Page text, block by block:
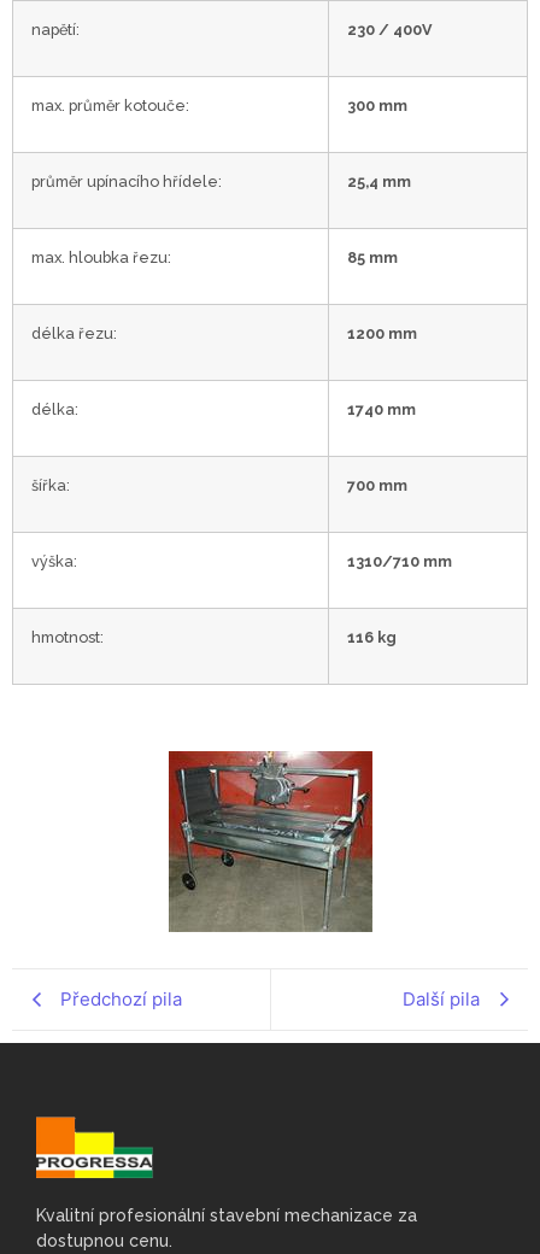
napětí: 230 / 400V
max. průměr kotouče: 300 mm
průměr upínacího hřídele: 25,4 mm
max. hloubka řezu: 85 mm
délka řezu: 1200 mm
délka: 1740 mm
šířka: 700 mm
výška: 1310/710 mm
hmotnost: 116 kg
Předchozí pila Další pila
Kvalitní profesionální stavební mechanizace za
dostupnou cenu.